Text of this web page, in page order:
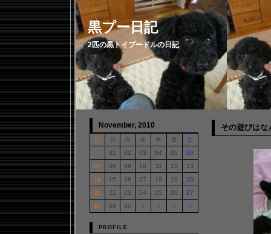
黒プー日記
2匹の黒トイプードルの日記
November, 2010
日 月 火 水 木 金
土
-
01 02 03 04 05
06
07
08 09 10 11 12
13
14
15 16 17 18 19
20
21
22 23 24 25 26
27
28
29 30 - - - -
PROFILE
その遊びはな